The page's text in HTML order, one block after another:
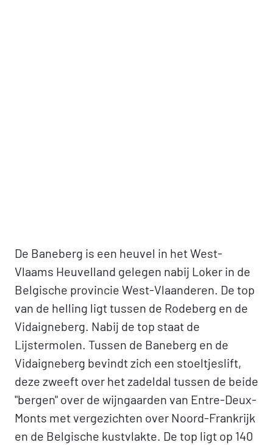
De Baneberg is een heuvel in het West-
Vlaams Heuvelland gelegen nabij Loker in de
Belgische provincie West-Vlaanderen. De top
van de helling ligt tussen de Rodeberg en de
Vidaigneberg. Nabij de top staat de
Lijstermolen. Tussen de Baneberg en de
Vidaigneberg bevindt zich een stoeltjeslift,
deze zweeft over het zadeldal tussen de beide
"bergen" over de wijngaarden van Entre-Deux-
Monts met vergezichten over Noord-Frankrijk
en de Belgische kustvlakte. De top ligt op 140